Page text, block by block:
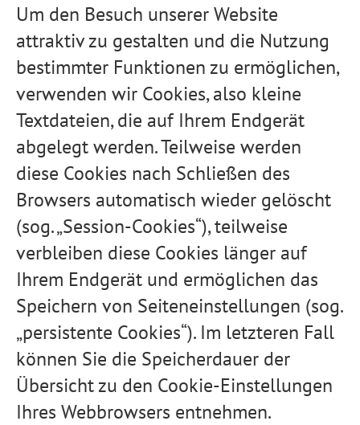
Um den Besuch unserer Website
attraktiv zu gestalten und die Nutzung
bestimmter Funktionen zu ermöglichen,
verwenden wir Cookies, also kleine
Textdateien, die auf Ihrem Endgerät
abgelegt werden. Teilweise werden
diese Cookies nach Schließen des
Browsers automatisch wieder gelöscht
(sog. „Session-Cookies“), teilweise
verbleiben diese Cookies länger auf
Ihrem Endgerät und ermöglichen das
Speichern von Seiteneinstellungen (sog.
„persistente Cookies“). Im letzteren Fall
können Sie die Speicherdauer der
Übersicht zu den Cookie-Einstellungen
Ihres Webbrowsers entnehmen.